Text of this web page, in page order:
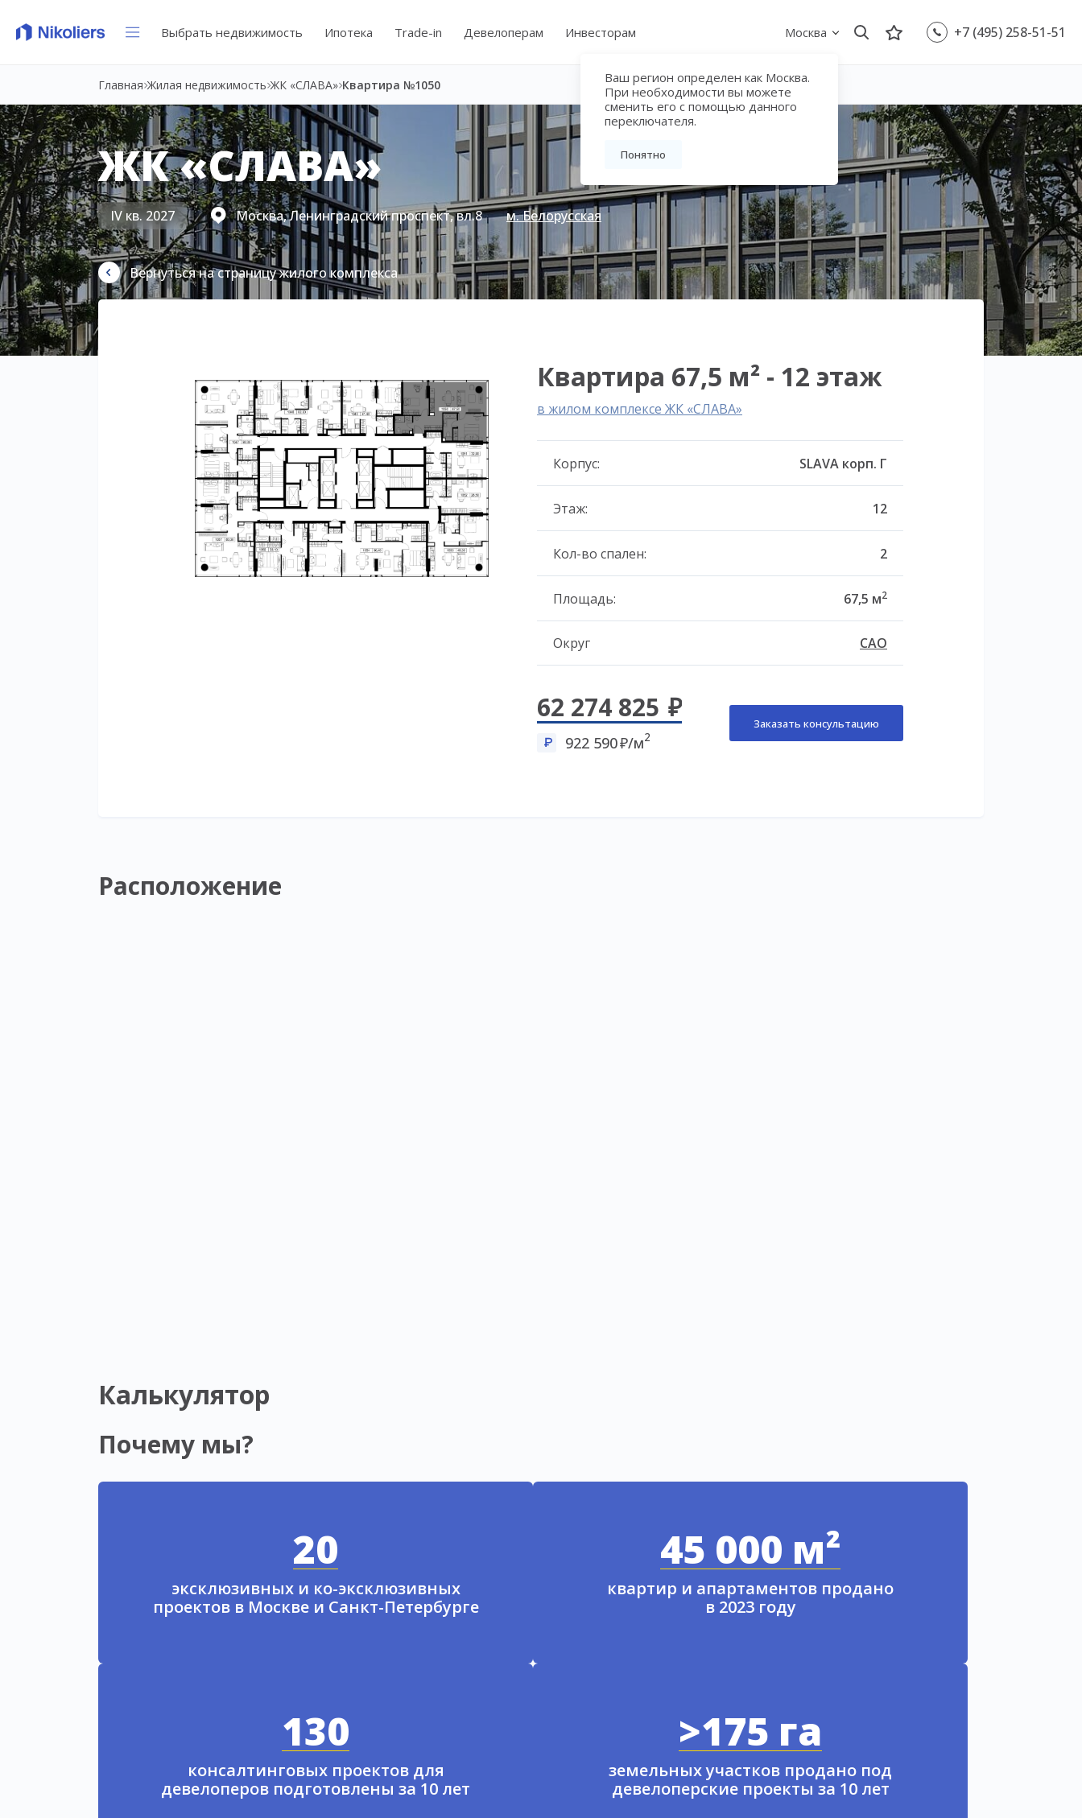
Выбрать недвижимость Ипотека Trade-in Девелоперам Инвесторам Москва
Ваш регион определен как Москва.
При необходимости вы можете
сменить его с помощью данного
переключателя.
Понятно
+7 (495) 258-51-51
Главная Жилая недвижимость ЖК «СЛАВА» Квартира №1050
ЖК «СЛАВА»
IV кв. 2027 Москва, Ленинградский проспект, вл.8 м. Белорусская
Вернуться на страницу жилого комплекса
Квартира 67,5 м² - 12 этаж
в жилом комплексе ЖК «СЛАВА»
Корпус: SLAVA корп. Г
Этаж: 12
Кол-во спален: 2
Площадь: 67,5 м2
Округ САО
62 274 825
922 590 /м2
Заказать консультацию
Расположение
Калькулятор
Почему мы?
20
эксклюзивных и ко-эксклюзивных
проектов в Москве и Санкт-Петербурге
45 000 м²
квартир и апартаментов продано
в 2023 году
130
консалтинговых проектов для
девелоперов подготовлены за 10 лет
>175 га
земельных участков продано под
девелоперские проекты за 10 лет